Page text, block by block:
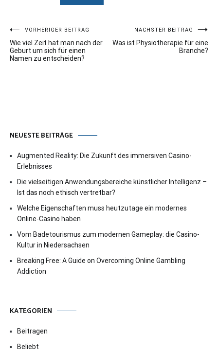
Beitragsnavigation
VORHERIGER BEITRAG
Wie viel Zeit hat man nach der
Geburt um sich für einen
Namen zu entscheiden?
NÄCHSTER BEITRAG
Was ist Physiotherapie für eine
Branche?
NEUESTE BEITRÄGE
Augmented Reality: Die Zukunft des immersiven Casino-
Erlebnisses
Die vielseitigen Anwendungsbereiche künstlicher Intelligenz –
Ist das noch ethisch vertretbar?
Welche Eigenschaften muss heutzutage ein modernes
Online-Casino haben
Vom Badetourismus zum modernen Gameplay: die Casino-
Kultur in Niedersachsen
Breaking Free: A Guide on Overcoming Online Gambling
Addiction
KATEGORIEN
Beitragen
Beliebt